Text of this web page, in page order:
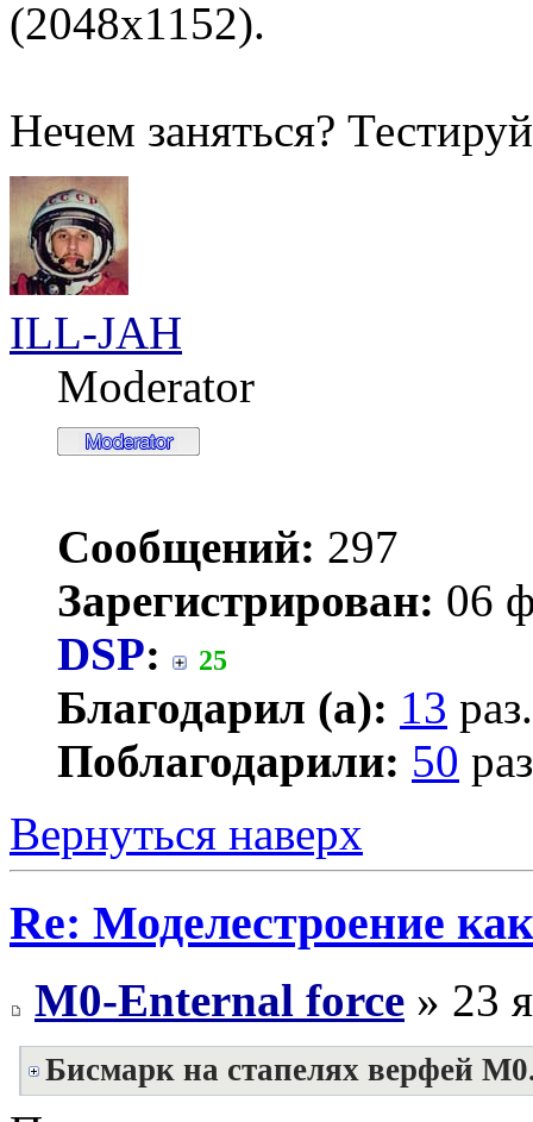
(2048x1152).
Нечем заняться?
ILL-JAH
Moderator
Сообщений: 297
Зарегистрирован: 06
DSP: 25
Благодарил (а): 13 раз.
Поблагодарили: 50
Вернуться наверх
Re: Моделестроение
M0-Enternal force » 23
Бисмарк на стапелях верфей